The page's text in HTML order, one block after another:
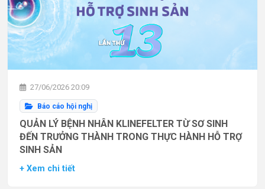
27/06/2026 20:09
Báo cáo hội nghị
QUẢN LÝ BỆNH NHÂN KLINEFELTER TỪ SƠ SINH
ĐẾN TRƯỞNG THÀNH TRONG THỰC HÀNH HỖ TRỢ
SINH SẢN
+ Xem chi tiết